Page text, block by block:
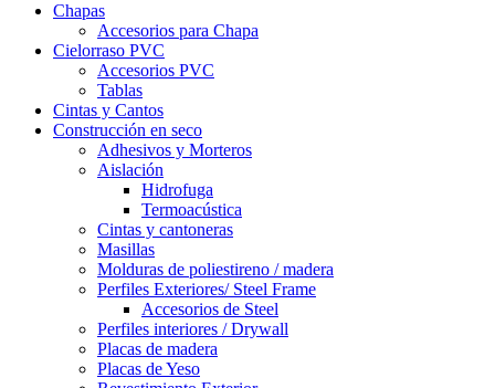
Chapas
Accesorios para Chapa
Cielorraso PVC
Accesorios PVC
Tablas
Cintas y Cantos
Construcción en seco
Adhesivos y Morteros
Aislación
Hidrofuga
Termoacústica
Cintas y cantoneras
Masillas
Molduras de poliestireno / madera
Perfiles Exteriores/ Steel Frame
Accesorios de Steel
Perfiles interiores / Drywall
Placas de madera
Placas de Yeso